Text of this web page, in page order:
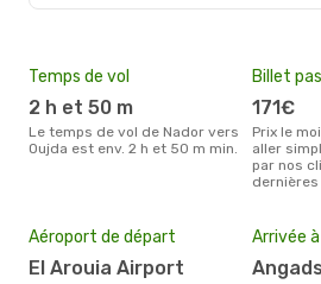
Temps de vol
2 h et 50 m
Le temps de vol de Nador vers
Oujda est env. 2 h et 50 m min.
Billet
171€
Prix le moins cher pour un billet
aller
par nos
dernières
Aéroport de départ
El Arouia Airport
Arrivée